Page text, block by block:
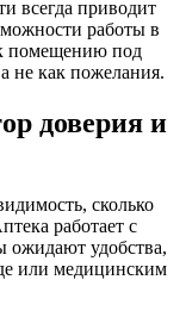
всегда приводит
работы в
помещению под
не как пожелания.
доверия и
сколько
работает с
ожидают удобства,
или медицинским